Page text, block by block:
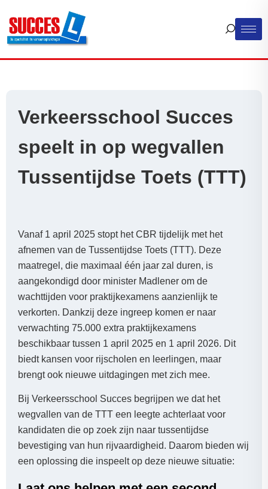
Verkeersschool Succes
speelt in op wegvallen
Tussentijdse Toets (TTT)
Vanaf 1 april 2025 stopt het CBR tijdelijk met het
afnemen van de Tussentijdse Toets (TTT). Deze
maatregel, die maximaal één jaar zal duren, is
aangekondigd door minister Madlener om de
wachttijden voor praktijkexamens aanzienlijk te
verkorten. Dankzij deze ingreep komen er naar
verwachting 75.000 extra praktijkexamens
beschikbaar tussen 1 april 2025 en 1 april 2026. Dit
biedt kansen voor rijscholen en leerlingen, maar
brengt ook nieuwe uitdagingen met zich mee.
Bij Verkeersschool Succes begrijpen we dat het
wegvallen van de TTT een leegte achterlaat voor
kandidaten die op zoek zijn naar tussentijdse
bevestiging van hun rijvaardigheid. Daarom bieden wij
een oplossing die inspeelt op deze nieuwe situatie: